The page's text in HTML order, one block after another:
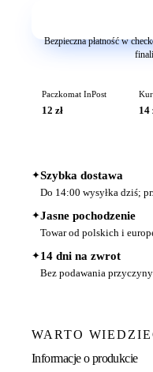
Bezpieczna płatność w
Paczkomat InPost
12 zł 14
✦Szybka dostawa
Do 14:00 wysyłka dziś;
✦Jasne pochodzenie
Towar od polskich i
✦14 dni na zwrot
Bez podawania
WARTO
Informacje o produkcie